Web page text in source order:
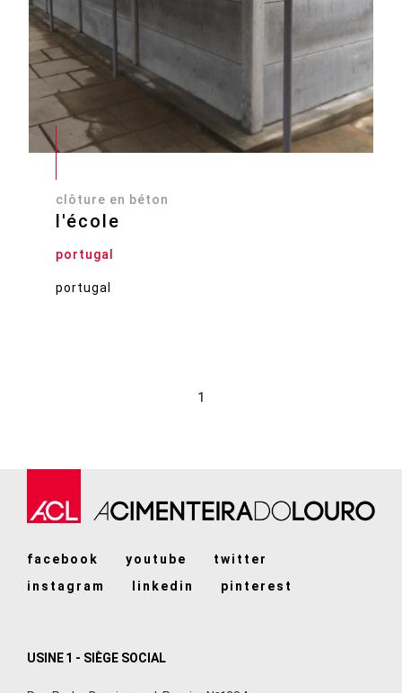
clôture en béton
l'école
portugal
portugal
1
facebook youtube
twitter
instagram
linkedin pinterest
USINE 1 - SIÈGE SOCIAL